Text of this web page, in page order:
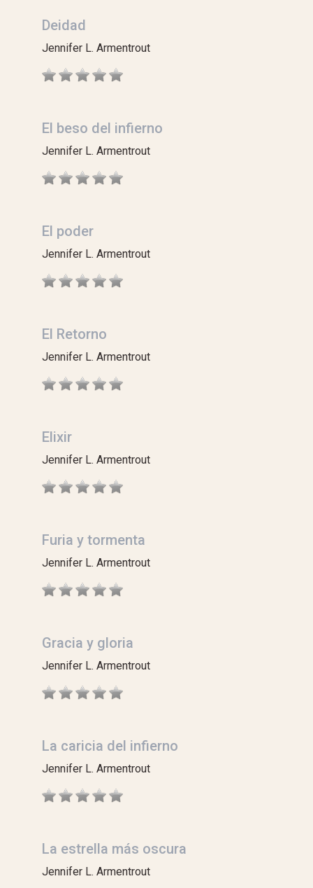
Deidad
Jennifer L. Armentrout
El beso del infierno
Jennifer L. Armentrout
El poder
Jennifer L. Armentrout
El Retorno
Jennifer L. Armentrout
Elixir
Jennifer L. Armentrout
Furia y tormenta
Jennifer L. Armentrout
Gracia y gloria
Jennifer L. Armentrout
La caricia del infierno
Jennifer L. Armentrout
La estrella más oscura
Jennifer L. Armentrout